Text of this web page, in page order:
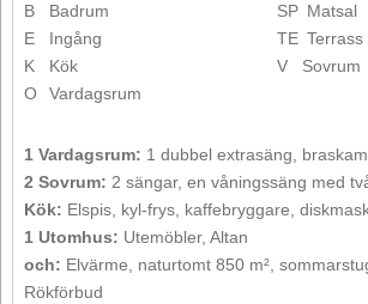
B
Badrum
E
Ingång
K
Kök
O
Vardagsrum
SP Matsal
TE Terrass
V
Sovrum
1 Vardagsrum: 1 dubbel extrasäng,
2 Sovrum: 2 sängar, en våningssäng med
Kök: Elspis, kyl-frys, kaffebryggare,
1 Utomhus: Utemöbler, Altan
och: Elvärme, naturtomt 850 m²,
Rökförbud